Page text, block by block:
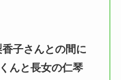
子さんとの間に
んと長女の仁琴